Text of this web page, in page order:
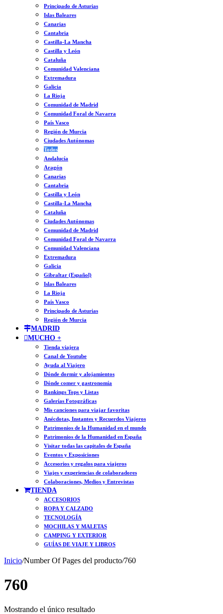
Principado de Asturias
Islas Baleares
Canarias
Cantabria
Castilla-La Mancha
Castilla y León
Cataluña
Comunidad Valenciana
Extremadura
Galicia
La Rioja
Comunidad de Madrid
Comunidad Foral de Navarra
País Vasco
Región de Murcia
Ciudades Autónomas
Todos
Andalucía
Aragón
Canarias
Cantabria
Castilla y León
Castilla-La Mancha
Cataluña
Ciudades Autónomas
Comunidad de Madrid
Comunidad Foral de Navarra
Comunidad Valenciana
Extremadura
Galicia
Gibraltar (Español)
Islas Baleares
La Rioja
País Vasco
Principado de Asturias
Región de Murcia
MADRID
MUCHO +
Tienda viajera
Canal de Youtube
Ayuda al Viajero
Dónde dormir y alojamientos
Dónde comer y gastronomía
Rankings Tops y Listas
Galerías Fotográficas
Mis canciones para viajar favoritas
Anécdotas, Instantes y Recuerdos Viajeros
Patrimonios de la Humanidad en el mundo
Patrimonios de la Humanidad en España
Visitar todas las capitales de España
Eventos y Exposiciones
Accesorios y regalos para viajeros
Viajes y experiencias de colaboradores
Colaboraciones, Medios y Entrevistas
TIENDA
ACCESORIOS
ROPA Y CALZADO
TECNOLOGÍA
MOCHILAS Y MALETAS
CAMPING Y EXTERIOR
GUÍAS DE VIAJE Y LIBROS
Inicio/Number Of Pages del producto/760
760
Mostrando el único resultado